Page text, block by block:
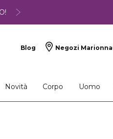
Blog Negozi
Novità Corpo Uomo